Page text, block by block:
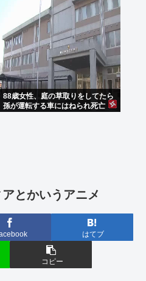
88歳女性、庭の草取りをしてたら
孫が運転する車にはねられ死亡
とかいうアニメ
はてブ
コピー